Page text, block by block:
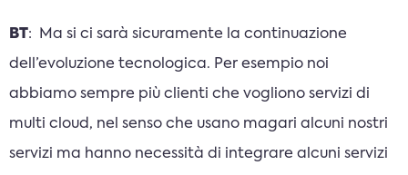
BT: Ma si ci sarà sicuramente la continuazione
dell’evoluzione tecnologica. Per esempio noi
abbiamo sempre più clienti che vogliono servizi di
multi cloud, nel senso che usano magari alcuni nostri
servizi ma hanno necessità di integrare alcuni servizi